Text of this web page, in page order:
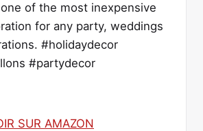
of the most inexpensive
for any party, weddings
#holidaydecor
#partydecor
SUR AMAZON